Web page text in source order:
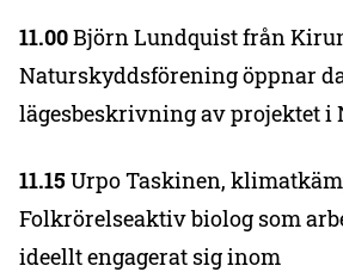
11.00Björn Lundquist från
Naturskyddsförening öppnar
lägesbeskrivning av projektet i
11.15Urpo Taskinen,
Folkrörelseaktiv biolog som
ideellt engagerat sig inom